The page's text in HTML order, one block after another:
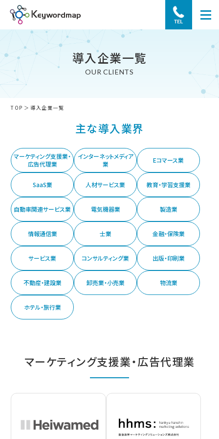
導入企業一覧
OUR CLIENTS
TOP 導入企業一覧
主な導入業界
マーケティング支援業・
広告代理業
インターネットメディア
業
Eコマース業
SaaS業 人材サービス業 教育・学習支援業
自動車関連サービス業 電気機器業 製造業
情報通信業 士業 金融・保険業
サービス業 コンサルティング業 出版・印刷業
不動産・建設業 卸売業・小売業 物流業
ホテル・旅行業
マーケティング支援業・広告代理業